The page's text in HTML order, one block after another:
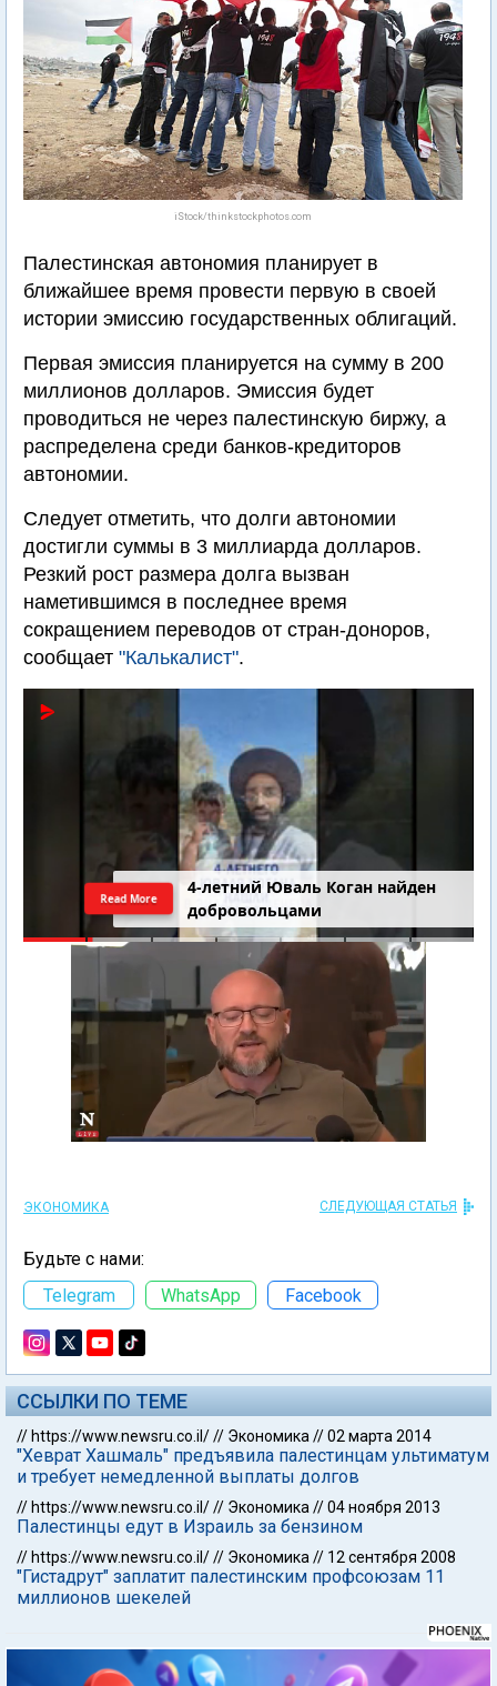
iStock/thinkstockphotos.com
Палестинская автономия планирует в
ближайшее время провести первую в своей
истории эмиссию государственных облигаций.
Первая эмиссия планируется на сумму в 200
миллионов долларов. Эмиссия будет
проводиться не через палестинскую биржу, а
распределена среди банков-кредиторов
автономии.
Следует отметить, что долги автономии
достигли суммы в 3 миллиарда долларов.
Резкий рост размера долга вызван
наметившимся в последнее время
сокращением переводов от стран-доноров,
сообщает "Калькалист".
4-летний Юваль Коган найден
добровольцами
Read More
ЭКОНОМИКА СЛЕДУЮЩАЯ СТАТЬЯ
Будьте с нами:
Telegram
WhatsApp Facebook
ССЫЛКИ ПО ТЕМЕ
// https://www.newsru.co.il/// Экономика //02 марта 2014
"Хеврат Хашмаль" предъявила палестинцам ультиматум
и требует немедленной выплаты долгов
// https://www.newsru.co.il/// Экономика //04 ноября 2013
Палестинцы едут в Израиль за бензином
// https://www.newsru.co.il/// Экономика // 12 сентября 2008
"Гистадрут" заплатит палестинским профсоюзам 11
миллионов шекелей